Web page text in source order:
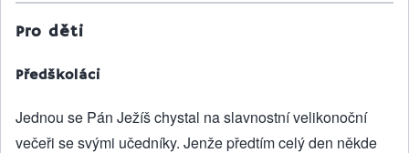
Pro děti
Předškoláci
Jednou se Pán Ježíš chystal na slavnostní velikonoční
večeři se svými učedníky. Jenže předtím celý den někde